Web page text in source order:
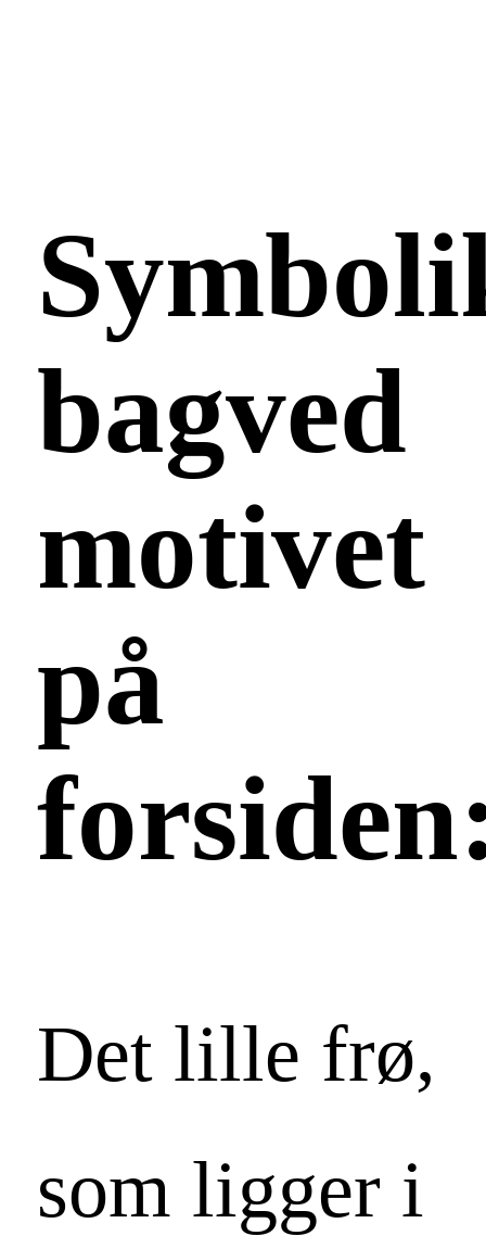
bagved
motivet
på
Det lille frø,
som ligger i